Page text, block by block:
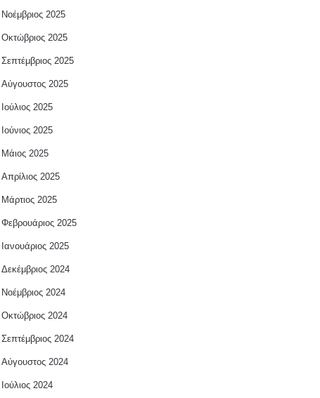
Νοέμβριος 2025
Οκτώβριος 2025
Σεπτέμβριος 2025
Αύγουστος 2025
Ιούλιος 2025
Ιούνιος 2025
Μάιος 2025
Απρίλιος 2025
Μάρτιος 2025
Φεβρουάριος 2025
Ιανουάριος 2025
Δεκέμβριος 2024
Νοέμβριος 2024
Οκτώβριος 2024
Σεπτέμβριος 2024
Αύγουστος 2024
Ιούλιος 2024